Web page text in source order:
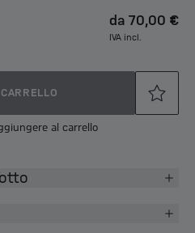
da 70,00 €
IVA incl.
al carrello